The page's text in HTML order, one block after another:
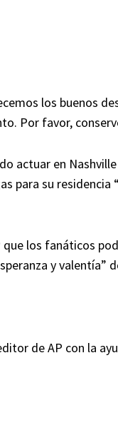
los buenos
Por favor,
actuar en
para su
los fanáticos
y valentía”
de AP con la